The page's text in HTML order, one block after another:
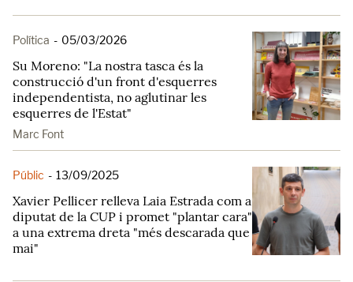
Política - 05/03/2026
Su Moreno: "La nostra tasca és la
construcció d'un front d'esquerres
independentista, no aglutinar les
esquerres de l'Estat"
Marc Font
Públic - 13/09/2025
Xavier Pellicer relleva Laia Estrada com a
diputat de la CUP i promet "plantar cara"
a una extrema dreta "més descarada que
mai"